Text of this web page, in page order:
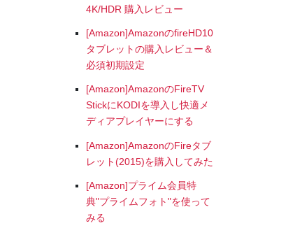
4K/HDR 購入レビュー
[Amazon]AmazonのfireHD10
タブレットの購入レビュー＆
必須初期設定
[Amazon]AmazonのFireTV
StickにKODIを導入し快適メ
ディアプレイヤーにする
[Amazon]AmazonのFireタブ
レット(2015)を購入してみた
[Amazon]プライム会員特
典"プライムフォト"を使って
みる